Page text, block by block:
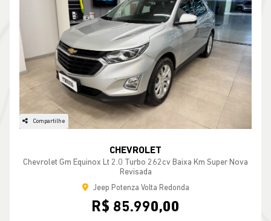
Compartilhe
CHEVROLET
Chevrolet Gm Equinox Lt 2.0 Turbo 262cv Baixa Km Super Nova
Revisada
Jeep Potenza Volta Redonda
R$ 85.990,00